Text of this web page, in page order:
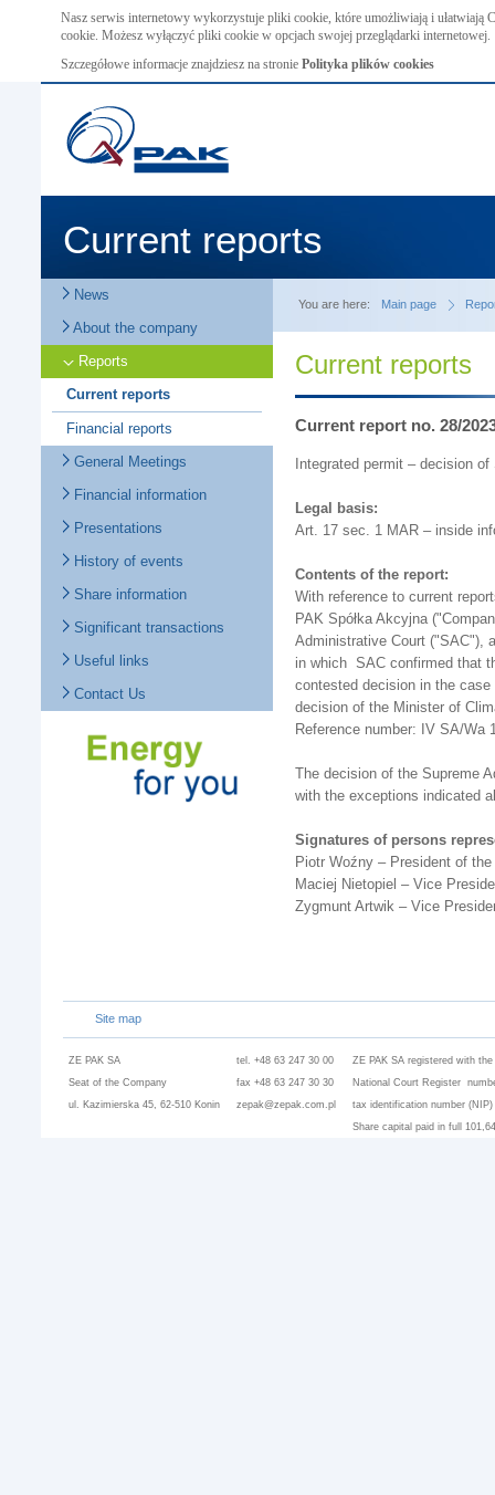
Nasz serwis internetowy wykorzystuje pliki cookie, które umożliwiają i ułatwiają
cookie. Możesz wyłączyć pliki cookie w opcjach swojej przeglądarki internetowej.
Szczegółowe informacje znajdziesz na stronie Polityka plików cookies
Current reports
News
About the company
Reports
Current reports
Financial reports
General Meetings
Financial information
Presentations
History of events
Share information
Significant transactions
Useful links
Contact Us
You are here: Main page
Current reports
Current report no. 28/
Integrated permit – decision
Legal basis:
Art. 17 sec. 1 MAR – inside
Contents of the report:
With reference to current
PAK Spółka Akcyjna
Administrative Court ("SAC"),
in which SAC confirmed that
contested decision in the
decision of the Minister of
Reference number: IV SA/Wa
The decision of the Supreme
with the exceptions indicated
Signatures of persons
Piotr Woźny – President of
Maciej Nietopiel – Vice
Zygmunt Artwik – Vice
Site map
ZE PAK SA
Seat of the Company
ul. Kazimierska 45, 62-510 Konin
tel. +48 63 247 30 00
fax +48 63 247 30 30
zepak@zepak.com.pl
ZE PAK SA registered with
National Court Register
tax identification number (NIP)
Share capital paid in full